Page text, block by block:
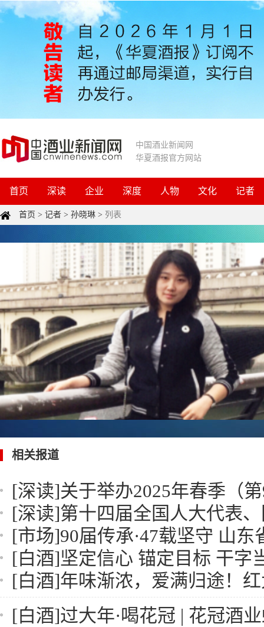
中国酒业新闻网
华夏酒报官方网站
首页 深读 企业 深度 人物 文化 记者
首页 > 记者 > 孙晓琳 > 列表
相关报道
[深读]关于举办2025年春季（第90届）山东
[深读]第十四届全国人大代表、国井集团董
[市场]90届传承·47载坚守 山东省糖酒会4月19日淄
[白酒]坚定信心 锚定目标 干字当头 行稳致远——趵突泉酒业第十
[白酒]年味渐浓，爱满归途！红太阳春节微电
[白酒]过大年·喝花冠 | 花冠酒业蛇年微信红包封面来